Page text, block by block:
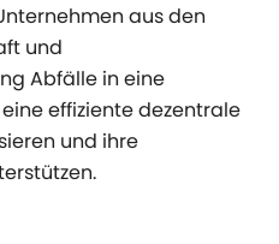
aus den
und
Abfälle in eine
effiziente dezentrale
und ihre